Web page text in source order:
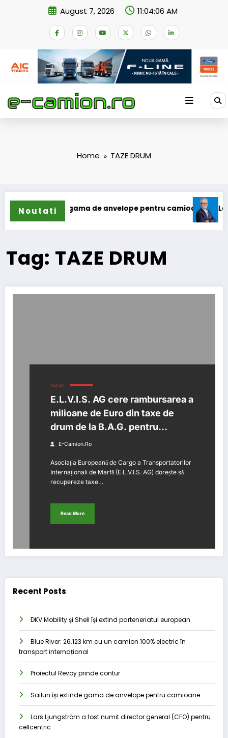
August 7, 2026 11:04:06 AM
Home TAZE DRUM
Noutati
își extinde gama de anvelope pentru camioane Lars
Tag: TAZE DRUM
ENEWS
E.L.V.I.S. AG cere rambursarea a
milioane de Euro din taxe de
drum de la B.A.G. pentru
membrii săi. Alte părți vătămate
alăture procesului.
E-Camion.ro
Asociația Europeană de Cargo a Transportatorilor
Internaționali de Marfă (E.L.V.I.S. AG) dorește să
recupereze taxe…
Read More
Recent Posts
DKV Mobility și Shell își extind parteneriatul european
Blue River: 26.123 km cu un camion 100% electric în
transport internațional
Proiectul Revoy prinde contur
Sailun își extinde gama de anvelope pentru camioane
Lars Ljungström a fost numit director general (CFO) pentru
cellcentric